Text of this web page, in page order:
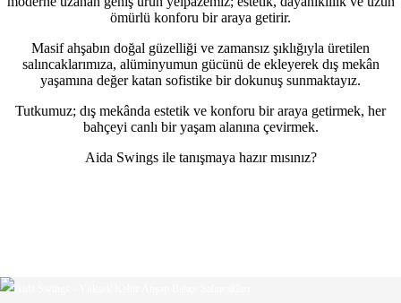
ömürlü konforu bir araya getirir.
Masif ahşabın doğal güzelliği ve zamansız şıklığıyla üretilen
salıncaklarımıza, alüminyumun gücünü de ekleyerek dış mekân
yaşamına değer katan sofistike bir dokunuş sunmaktayız.
Tutkumuz; dış mekânda estetik ve konforu bir araya getirmek, her
bahçeyi canlı bir yaşam alanına çevirmek.
Aida Swings ile tanışmaya hazır mısınız?